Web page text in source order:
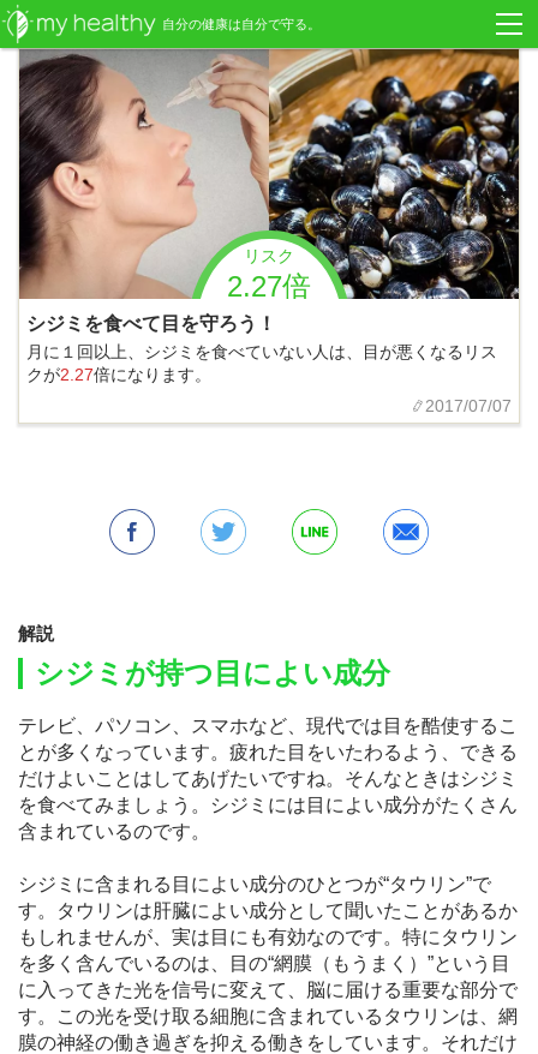
リスク
2.27倍
シジミを食べて目を守ろう！
月に１回以上、シジミを食べていない人は、目が悪くなるリス
クが2.27倍になります。
2017/07/07
解説
シジミが持つ目によい成分
テレビ、パソコン、スマホなど、現代では目を酷使するこ
とが多くなっています。疲れた目をいたわるよう、できる
だけよいことはしてあげたいですね。そんなときはシジミ
を食べてみましょう。シジミには目によい成分がたくさん
含まれているのです。
シジミに含まれる目によい成分のひとつが“タウリン”で
す。タウリンは肝臓によい成分として聞いたことがあるか
もしれませんが、実は目にも有効なのです。特にタウリン
を多く含んでいるのは、目の“網膜（もうまく）”という目
に入ってきた光を信号に変えて、脳に届ける重要な部分で
す。この光を受け取る細胞に含まれているタウリンは、網
膜の神経の働き過ぎを抑える働きをしています。それだけ
自分の健康は自分で守る。